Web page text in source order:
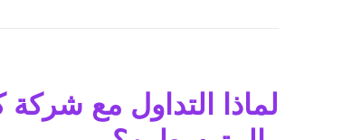
لماذا التداول مع